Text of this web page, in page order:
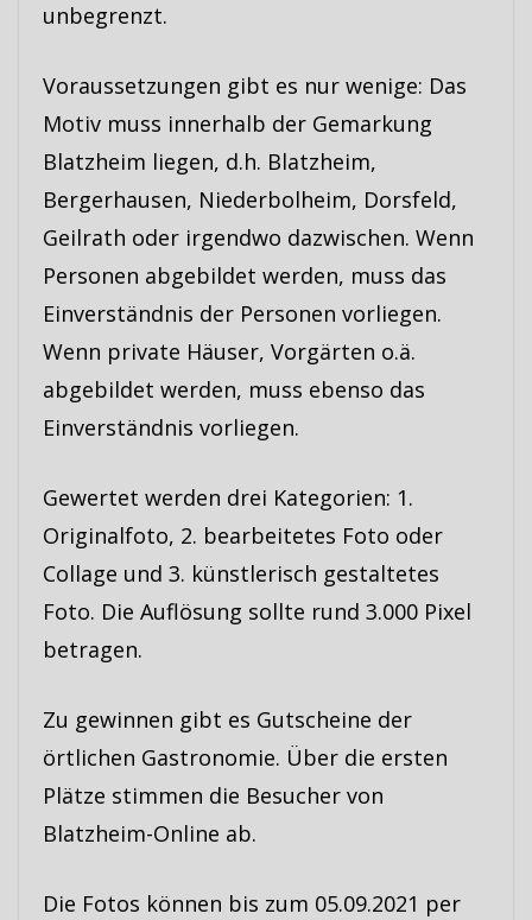
unbegrenzt.
Voraussetzungen gibt es nur wenige: Das
Motiv muss innerhalb der Gemarkung
Blatzheim liegen, d.h. Blatzheim,
Bergerhausen, Niederbolheim, Dorsfeld,
Geilrath oder irgendwo dazwischen. Wenn
Personen abgebildet werden, muss das
Einverständnis der Personen vorliegen.
Wenn private Häuser, Vorgärten o.ä.
abgebildet werden, muss ebenso das
Einverständnis vorliegen.
Gewertet werden drei Kategorien: 1.
Originalfoto, 2. bearbeitetes Foto oder
Collage und 3. künstlerisch gestaltetes
Foto. Die Auflösung sollte rund 3.000 Pixel
betragen.
Zu gewinnen gibt es Gutscheine der
örtlichen Gastronomie. Über die ersten
Plätze stimmen die Besucher von
Blatzheim-Online ab.
Die Fotos können bis zum 05.09.2021 per